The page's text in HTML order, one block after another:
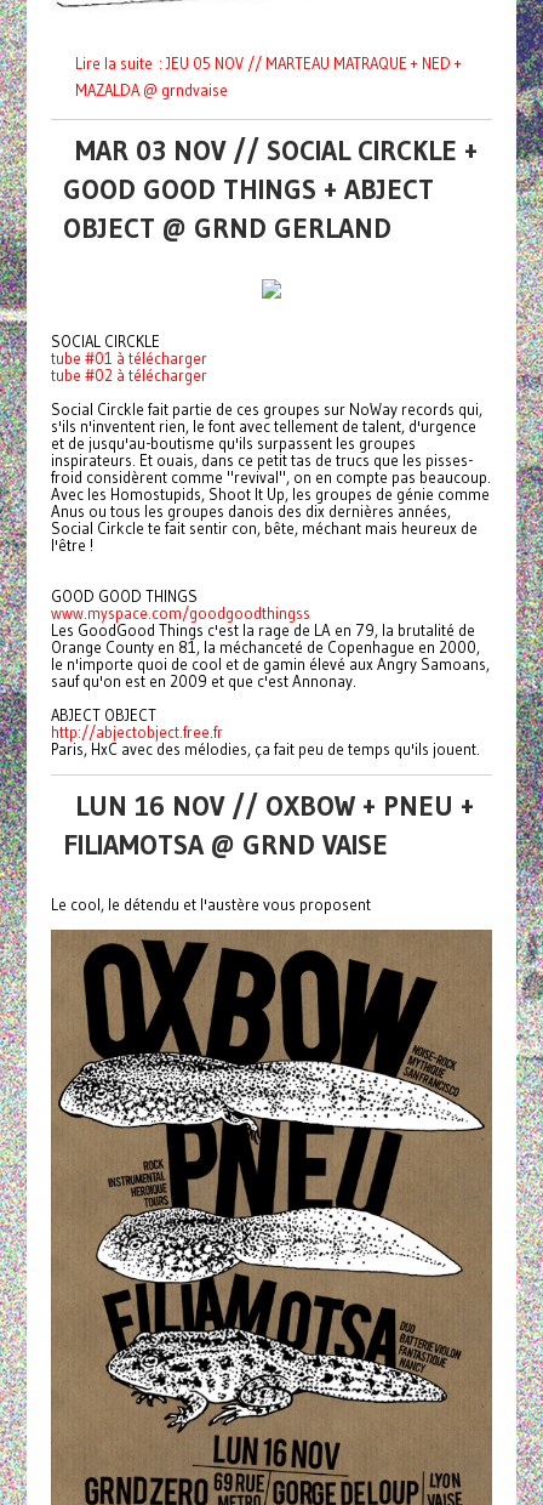
Lire la suite : JEU 05 NOV // MARTEAU MATRAQUE + NED +
MAZALDA @ grndvaise
MAR 03 NOV // SOCIAL CIRCKLE +
GOOD GOOD THINGS + ABJECT
OBJECT @ GRND GERLAND
SOCIAL CIRCKLE
tube #01 à télécharger
tube #02 à télécharger
Social Circkle fait partie de ces groupes sur NoWay records qui,
s'ils n'inventent rien, le font avec tellement de talent, d'urgence
et de jusqu'au-boutisme qu'ils surpassent les groupes
inspirateurs. Et ouais, dans ce petit tas de trucs que les pisses-
froid considèrent comme "revival", on en compte pas beaucoup.
Avec les Homostupids, Shoot It Up, les groupes de génie comme
Anus ou tous les groupes danois des dix dernières années,
Social Cirkcle te fait sentir con, bête, méchant mais heureux de
l'être !
GOOD GOOD THINGS
www.myspace.com/goodgoodthingss
Les GoodGood Things c'est la rage de LA en 79, la brutalité de
Orange County en 81, la méchanceté de Copenhague en 2000,
le n'importe quoi de cool et de gamin élevé aux Angry Samoans,
sauf qu'on est en 2009 et que c'est Annonay.
ABJECT OBJECT
http://abjectobject.free.fr
Paris, HxC avec des mélodies, ça fait peu de temps qu'ils jouent.
LUN 16 NOV // OXBOW + PNEU +
FILIAMOTSA @ GRND VAISE
Le cool, le détendu et l'austère vous proposent